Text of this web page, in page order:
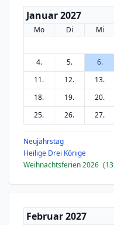
Januar 2027
Mo Di Mi
4.
5. 6.
11.
12. 13.
18.
19. 20.
25.
26. 27.
Neujahrstag
Heilige Drei Könige
Weihnachtsferien 2026 (13
Februar 2027